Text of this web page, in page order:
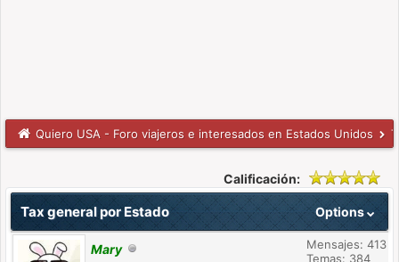
Quiero USA - Foro viajeros e interesados en Estados Unidos
Calificación:
Options
Tax general por Estado
Mary
Mensajes: 413
Temas: 384